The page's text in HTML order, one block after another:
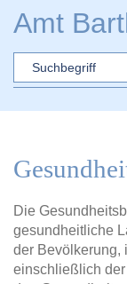
Amt
Sword
Die
gesundheitliche
der Bevölkerung,
einschließlich